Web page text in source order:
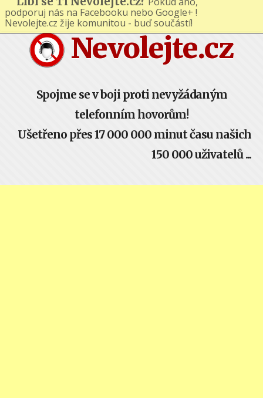
Nevolejte.cz
Spojme se v boji proti nevyžádaným
telefonním hovorům!
Ušetřeno přes 17 000 000 minut času našich
150 000 uživatelů ...
Líbí se Ti Nevolejte.cz?Pokud ano,
podporuj nás na Facebooku nebo Google+ !
Nevolejte.cz žije komunitou - buď součástí!